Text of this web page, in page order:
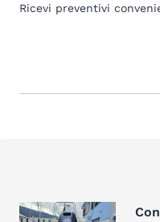
Ricevi preventivi